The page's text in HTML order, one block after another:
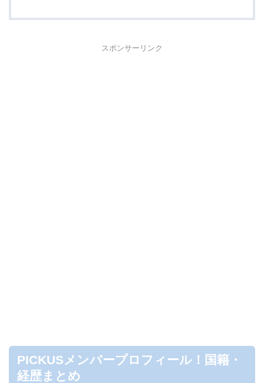
スポンサーリンク
PICKUSメンバープロフィール！国籍・
経歴まとめ